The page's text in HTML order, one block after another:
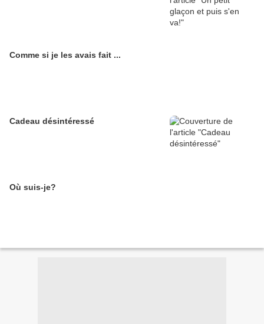
Comme si je les avais fait ...
Cadeau désintéressé
Où suis-je?